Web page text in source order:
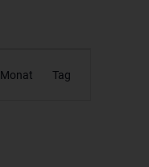
Veranstaltung
Monat Tag